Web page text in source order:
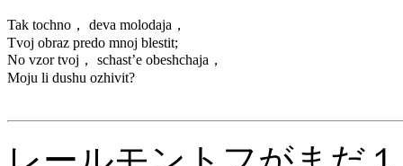
Tak tochno， deva molodaja，
Tvoj obraz predo mnoj blestit;
No vzor tvoj， schast’e obeshchaja，
Moju li dushu ozhivit?